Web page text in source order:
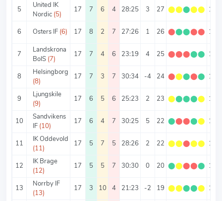
5
United IK
Nordic (5)
17 7 6 4 28:25 3 27 ⬤⬤⬤⬤⬤ 1.59
6 Osters IF (6) 17 8 2 7 27:26 1 26 ⬤⬤⬤⬤⬤ 1.53
7
Landskrona
BoIS (7)
17 7 4 6 23:19 4 25 ⬤⬤⬤⬤⬤ 1.47
8
Helsingborg
(8)
17 7 3 7 30:34 -4 24 ⬤⬤⬤⬤⬤ 1.41
9
Ljungskile
(9)
17 6 5 6 25:23 2 23 ⬤⬤⬤⬤⬤ 1.35
10
Sandvikens
IF (10)
17 6 4 7 30:25 5 22 ⬤⬤⬤⬤⬤ 1.29
11
IK Oddevold
(11)
17 5 7 5 28:26 2 22 ⬤⬤⬤⬤⬤ 1.29
12
IK Brage
(12)
17 5 5 7 30:30 0 20 ⬤⬤⬤⬤⬤ 1.18
13
Norrby IF
(13)
17 3 10 4 21:23 -2 19 ⬤⬤⬤⬤⬤ 1.12